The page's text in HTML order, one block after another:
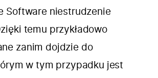
Software niestrudzenie
temu przykładowo
zanim dojdzie do
w tym przypadku jest